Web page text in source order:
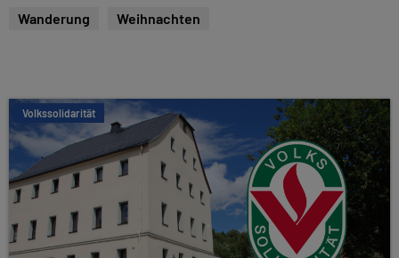
Wanderung Weihnachten
Volkssolidarität